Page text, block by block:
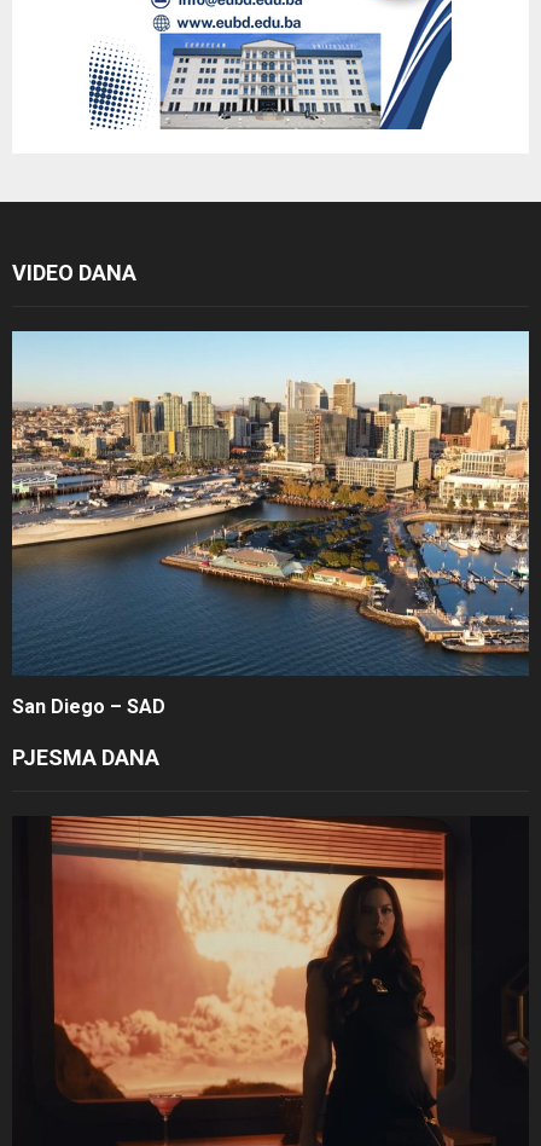
VIDEO DANA
San Diego – SAD
PJESMA DANA